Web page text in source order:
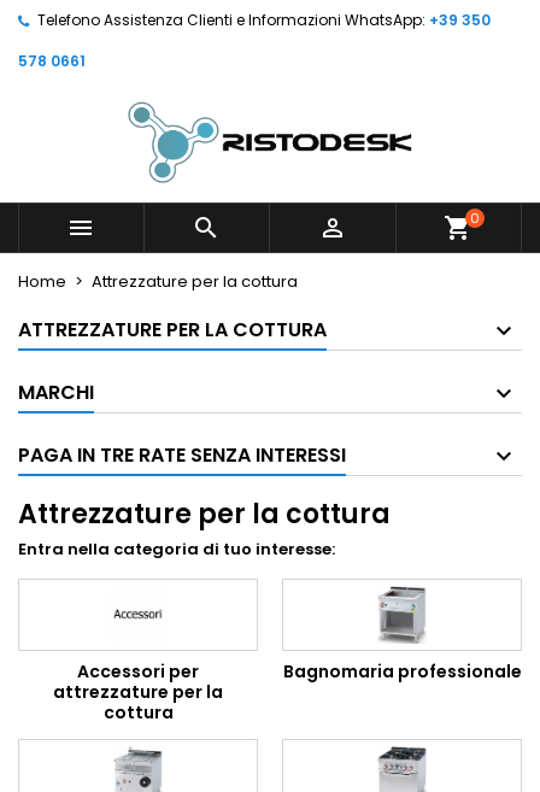
Telefono Assistenza Clienti e Informazioni WhatsApp: +39 350
578 0661
   shopping_cart0
Home Attrezzature per la cottura
ATTREZZATURE PER LA COTTURA
MARCHI
PAGA IN TRE RATE SENZA INTERESSI
Attrezzature per la cottura
Entra nella categoria di tuo interesse:
Accessori per
attrezzature per la
cottura
Bagnomaria professionale